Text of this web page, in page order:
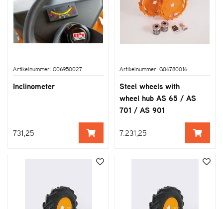
Artikelnummer: G06950027
Inclinometer
731,25
Artikelnummer: G06780016
Steel wheels with
wheel hub AS 65 / AS
701 / AS 901
7.231,25